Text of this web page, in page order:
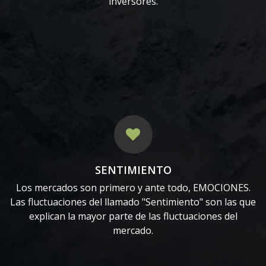
SENTIMIENTO
Los mercados son primero y ante todo, EMOCIONES.
Las fluctuaciones del llamado "Sentimiento" son las que
explican la mayor parte de las fluctuaciones del
mercado.